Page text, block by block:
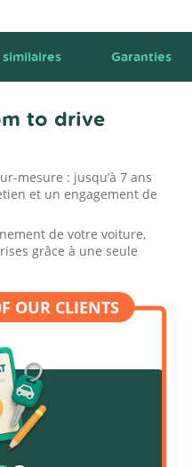
Garanties
to drive
mesure : jusqu’à 7 ans
et un engagement de
de votre voiture,
grâce à une seule